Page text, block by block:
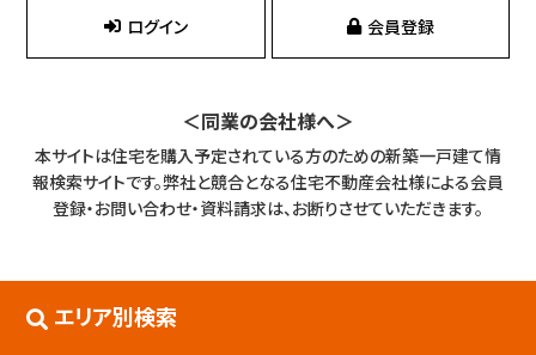
ログイン 会員登録
＜同業の会社様へ＞
本サイトは住宅を購入予定されている方のための新築一戸建て情
報検索サイトです。弊社と競合となる住宅不動産会社様による会員
登録・お問い合わせ・資料請求は、お断りさせていただきます。
エリア別検索